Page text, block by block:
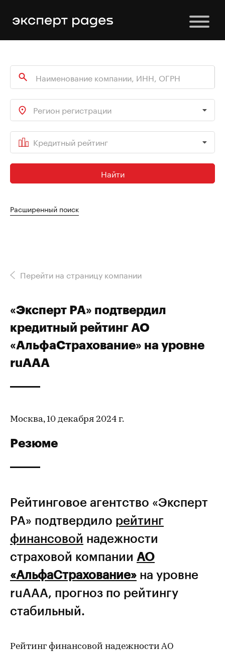
Регион регистрации
Кредитный рейтинг
Найти
Расширенный поиск
Перейти на страницу компании
«Эксперт РА» подтвердил
кредитный рейтинг АО
«АльфаСтрахование» на уровне
ruААА
Москва, 10 декабря 2024 г.
Резюме
Рейтинговое агентство «Эксперт
РА» подтвердило рейтинг
финансовой надежности
страховой компании АО
«АльфаСтрахование» на уровне
ruААА, прогноз по рейтингу
стабильный.
Рейтинг финансовой надежности АО